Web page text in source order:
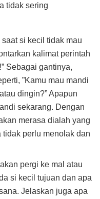
tidak sering
si kecil tidak mau
kalimat perintah
Sebagai gantinya,
”Kamu mau mandi
dingin?” Apapun
sekarang. Dengan
merasa dialah yang
perlu menolak dan
pergi ke mal atau
si kecil tujuan dan apa
Jelaskan juga apa